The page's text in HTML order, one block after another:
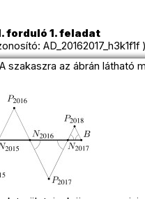
forduló 1. feladat
AD_20162017_h3k1f1f )
szakaszra az ábrán látható